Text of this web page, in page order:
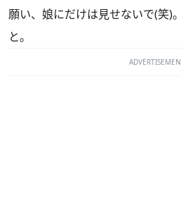
願い、娘にだけは見せないで(笑)
と。